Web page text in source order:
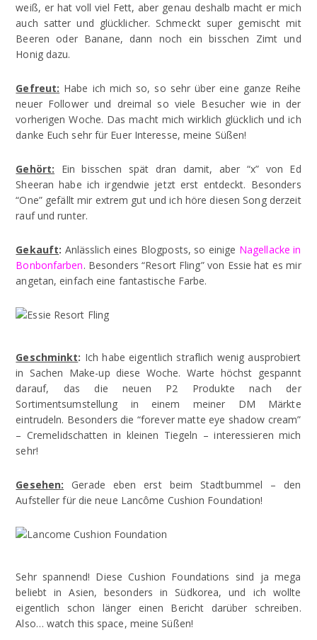
weiß, er hat voll viel Fett, aber genau deshalb macht er mich
auch satter und glücklicher. Schmeckt super gemischt mit
Beeren oder Banane, dann noch ein bisschen Zimt und
Honig dazu.
Gefreut: Habe ich mich so, so sehr über eine ganze Reihe
neuer Follower und dreimal so viele Besucher wie in der
vorherigen Woche. Das macht mich wirklich glücklich und ich
danke Euch sehr für Euer Interesse, meine Süßen!
Gehört: Ein bisschen spät dran damit, aber “x” von Ed
Sheeran habe ich irgendwie jetzt erst entdeckt. Besonders
“One” gefällt mir extrem gut und ich höre diesen Song derzeit
rauf und runter.
Gekauft: Anlässlich eines Blogposts, so einige Nagellacke in
Bonbonfarben. Besonders “Resort Fling” von Essie hat es mir
angetan, einfach eine fantastische Farbe.
Geschminkt: Ich habe eigentlich straflich wenig ausprobiert
in Sachen Make-up diese Woche. Warte höchst gespannt
darauf, das die neuen P2 Produkte nach der
Sortimentsumstellung in einem meiner DM Märkte
eintrudeln. Besonders die “forever matte eye shadow cream”
– Cremelidschatten in kleinen Tiegeln – interessieren mich
sehr!
Gesehen: Gerade eben erst beim Stadtbummel – den
Aufsteller für die neue Lancôme Cushion Foundation!
Sehr spannend! Diese Cushion Foundations sind ja mega
beliebt in Asien, besonders in Südkorea, und ich wollte
eigentlich schon länger einen Bericht darüber schreiben.
Also… watch this space, meine Süßen!